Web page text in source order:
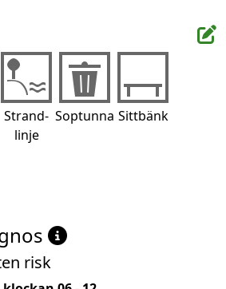
Strand-
linje
Soptunna Sittbänk
risk